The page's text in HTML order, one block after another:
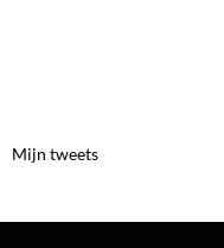
Mijn tweets